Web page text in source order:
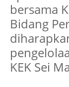
bersama
Bidang
KEK Sei